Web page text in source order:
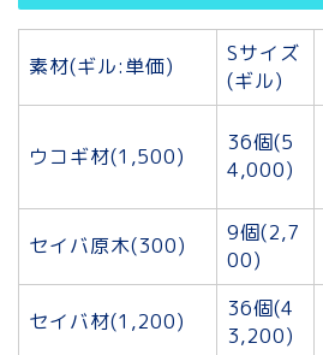
素材(ギル:単価)
Sサイズ
(ギル)
ウコギ材(1,500)
36個(5
4,000)
セイバ原木(300)
9個(2,7
00)
セイバ材(1,200)
36個(4
3,200)